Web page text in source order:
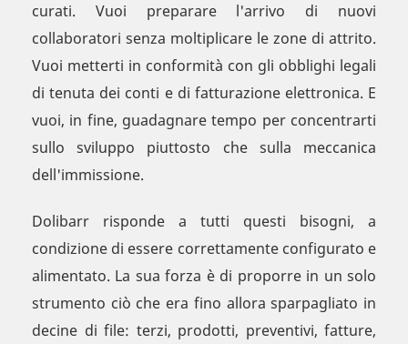
curati. Vuoi preparare l'arrivo di nuovi
collaboratori senza moltiplicare le zone di attrito.
Vuoi metterti in conformità con gli obblighi legali
di tenuta dei conti e di fatturazione elettronica. E
vuoi, in fine, guadagnare tempo per concentrarti
sullo sviluppo piuttosto che sulla meccanica
dell'immissione.
Dolibarr risponde a tutti questi bisogni, a
condizione di essere correttamente configurato e
alimentato. La sua forza è di proporre in un solo
strumento ciò che era fino allora sparpagliato in
decine di file: terzi, prodotti, preventivi, fatture,